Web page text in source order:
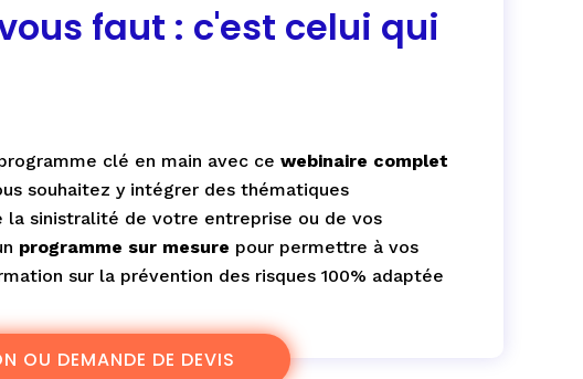
faut : c'est celui qui
clé en main avec ce webinaire complet
souhaitez y intégrer des thématiques
la sinistralité de votre entreprise ou de vos
programme sur mesure pour permettre à vos
sur la prévention des risques 100% adaptée
OU DEMANDE DE DEVIS